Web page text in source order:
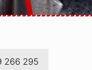
266 295